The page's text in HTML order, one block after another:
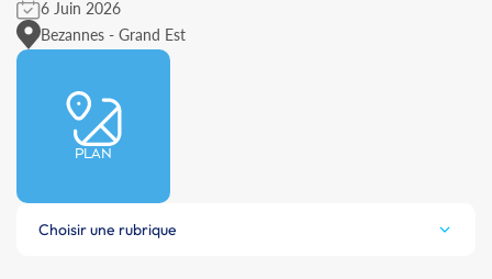
6 Juin 2026
Bezannes - Grand Est
PLAN
Choisir une rubrique